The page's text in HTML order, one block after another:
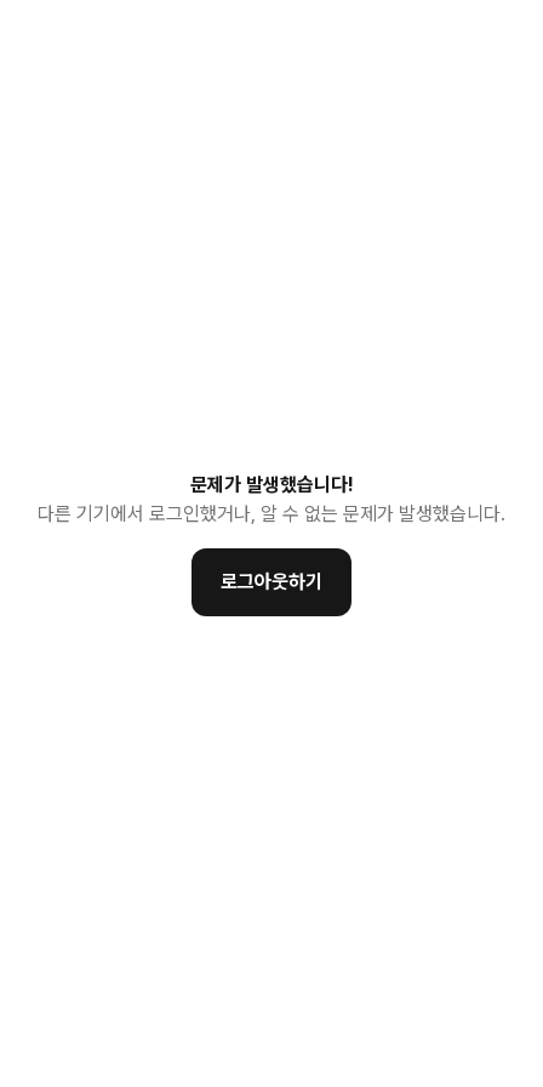
문제가 발생했습니다!
다른 기기에서 로그인했거나, 알 수 없는 문제가 발생했습니다.
로그아웃하기